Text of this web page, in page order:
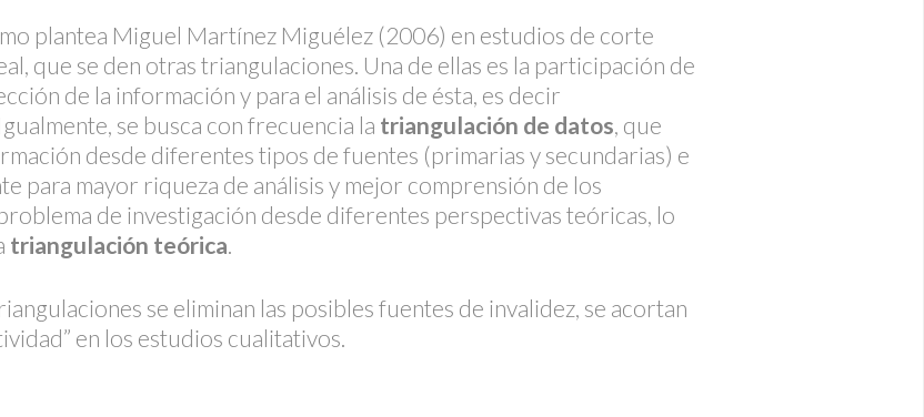
plantea Miguel Martínez Miguélez (2006) en estudios de corte
que se den otras triangulaciones. Una de ellas es la participación de
de la información y para el análisis de ésta, es decir
se busca con frecuencia la triangulación de datos, que
desde diferentes tipos de fuentes (primarias y secundarias) e
para mayor riqueza de análisis y mejor comprensión de los
de investigación desde diferentes perspectivas teóricas, lo
triangulación teórica.
se eliminan las posibles fuentes de invalidez, se acortan
en los estudios cualitativos.